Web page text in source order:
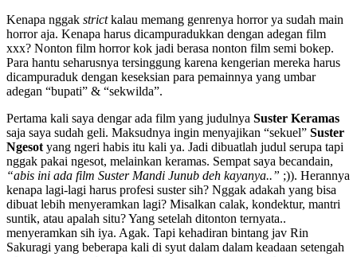
Kenapa nggak strictkalau memang genrenya horror ya sudah main
horror aja. Kenapa harus dicampuradukkan dengan adegan film
xxx? Nonton film horror kok jadi berasa nonton film semi bokep.
Para hantu seharusnya tersinggung karena kengerian mereka harus
dicampuraduk dengan keseksian para pemainnya yang umbar
adegan “bupati” & “sekwilda”.
Pertama kali saya dengar ada film yang judulnya Suster Keramas
saja saya sudah geli. Maksudnya ingin menyajikan “sekuel” Suster
Ngesot yang ngeri habis itu kali ya. Jadi dibuatlah judul serupa tapi
nggak pakai ngesot, melainkan keramas. Sempat saya becandain,
“abis ini ada film Suster Mandi Junub deh kayanya..” ;)). Herannya
kenapa lagi-lagi harus profesi suster sih? Nggak adakah yang bisa
dibuat lebih menyeramkan lagi? Misalkan calak, kondektur, mantri
suntik, atau apalah situ? Yang setelah ditonton ternyata..
menyeramkan sih iya. Agak. Tapi kehadiran bintang jav Rin
Sakuragi yang beberapa kali di syut dalam dalam keadaan setengah